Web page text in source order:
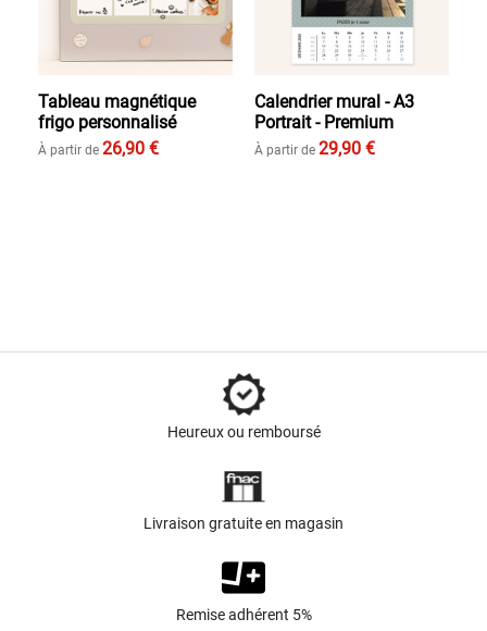
Tableau magnétique
frigo personnalisé
À partir de 26,90 €
Calendrier mural - A3
Portrait - Premium
À partir de 29,90 €
Heureux ou remboursé
Livraison gratuite en magasin
Remise adhérent 5%